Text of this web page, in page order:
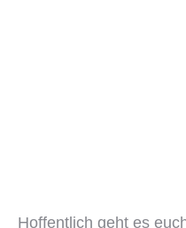
Hoffentlich geht es